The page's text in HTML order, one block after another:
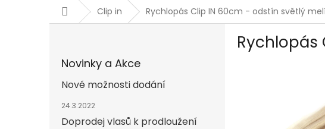
DomůClip in Rychlopás Clip IN 60cm - odstín světlý
Novinky a Akce
Nové možnosti dodání
24.3.2022
Doprodej vlasů k prodloužení
Rychlopás